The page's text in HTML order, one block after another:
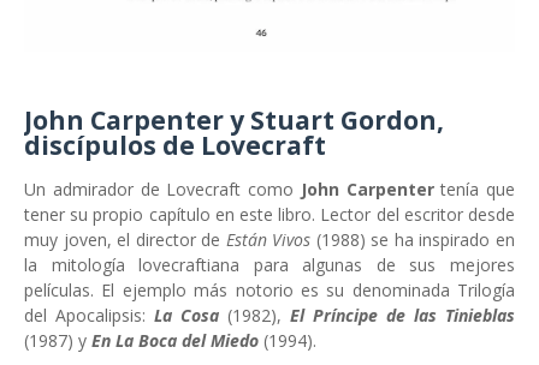
John Carpenter y Stuart Gordon,
discípulos de Lovecraft
Un admirador de Lovecraft como John Carpentertenía que
tener su propio capítulo en este libro. Lector del escritor desde
muy joven, el director de Están Vivos (1988) se ha inspirado en
la mitología lovecraftiana para algunas de sus mejores
películas. El ejemplo más notorio es su denominada Trilogía
del Apocalipsis: La Cosa (1982), El Príncipe de las Tinieblas
(1987) y En La Boca del Miedo (1994).